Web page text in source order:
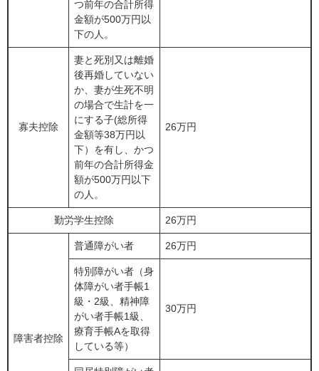
つ前年の合計所得
金額が500万円以
下の人。
寡夫控除
妻と死別又は離婚
後再婚していない
か、妻が生死不明
の場合で生計を一
にする子(総所得
金額等38万円以
下）を有し、かつ
前年の合計所得金
額が500万円以下
の人。
26万円
勤労学生控除 26万円
障害者控除
普通障がい者 26万円
特別障がい者（身
体障がい者手帳1
級・2級、精神障
がい者手帳1級、
療育手帳Aを取得
している等）
30万円